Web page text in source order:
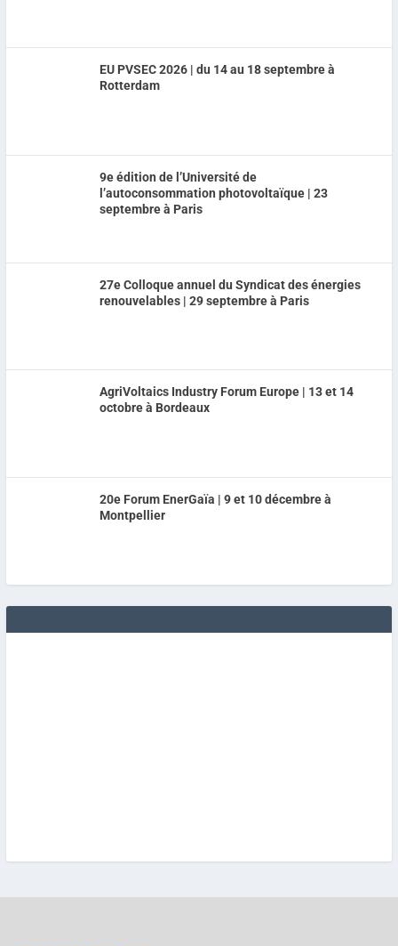
EU PVSEC 2026 | du 14 au 18 septembre à
Rotterdam
9e édition de l’Université de
l’autoconsommation photovoltaïque | 23
septembre à Paris
27e Colloque annuel du Syndicat des énergies
renouvelables | 29 septembre à Paris
AgriVoltaics Industry Forum Europe | 13 et 14
octobre à Bordeaux
20e Forum EnerGaïa | 9 et 10 décembre à
Montpellier